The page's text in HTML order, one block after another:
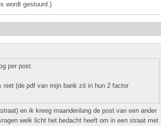
wordt gestuurd.)
per post.
niet (de pdf van mijn bank zit in hun 2 factor
en ik kreeg maandenlang de post van een ander
welk licht het bedacht heeft om in een straat met